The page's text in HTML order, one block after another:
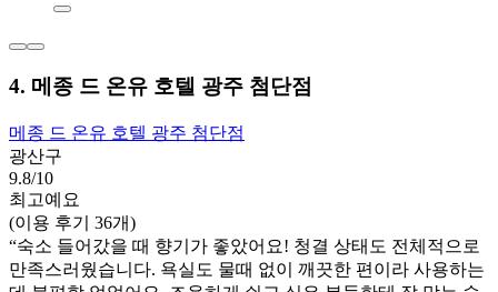
4. 메종 드 온유 호텔 광주 첨단점
메종 드 온유 호텔 광주 첨단점
광산구
9.8/10
최고예요
(이용 후기 36개)
“숙소 들어갔을 때 향기가 좋았어요! 청결 상태도 전체적으로
만족스러웠습니다. 욕실도 물때 없이 깨끗한 편이라 사용하는